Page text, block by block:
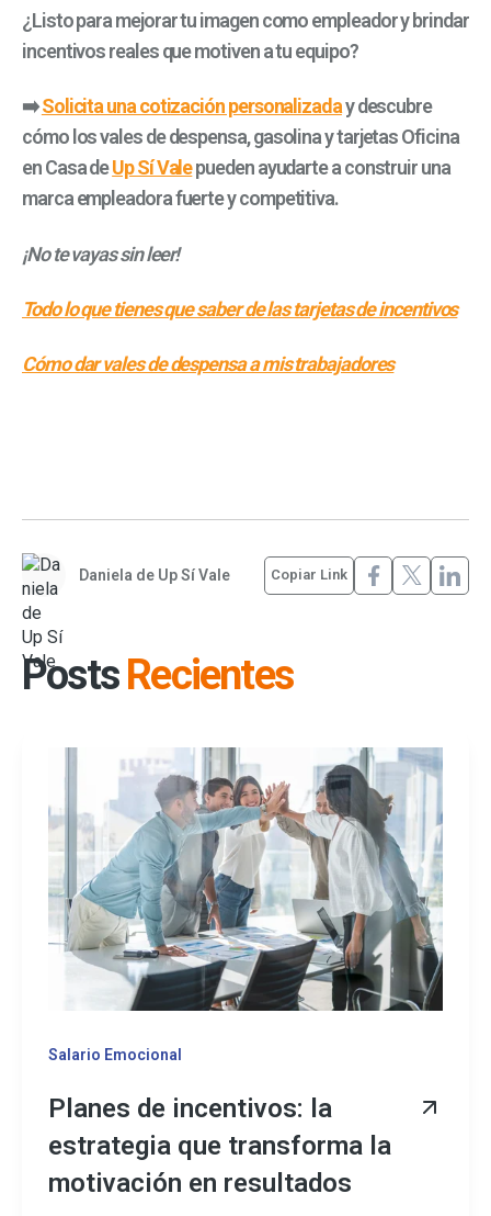
¿Listo para mejorar tu imagen como empleador y brindar
incentivos reales que motiven a tu equipo?
➡️Solicita una cotización personalizaday descubre
cómo los vales de despensa, gasolina y tarjetas Oficina
en Casa deUp Sí Valepueden ayudarte a construir una
marca empleadora fuerte y competitiva.
¡No te vayas sin leer!
Todo lo que tienes que saber de las tarjetas de incentivos
Cómo dar vales de despensa a mis trabajadores
Daniela de Up Sí Vale Copiar Link
PostsRecientes
Salario Emocional
Planes de incentivos: la
estrategia que transforma la
motivación en resultados